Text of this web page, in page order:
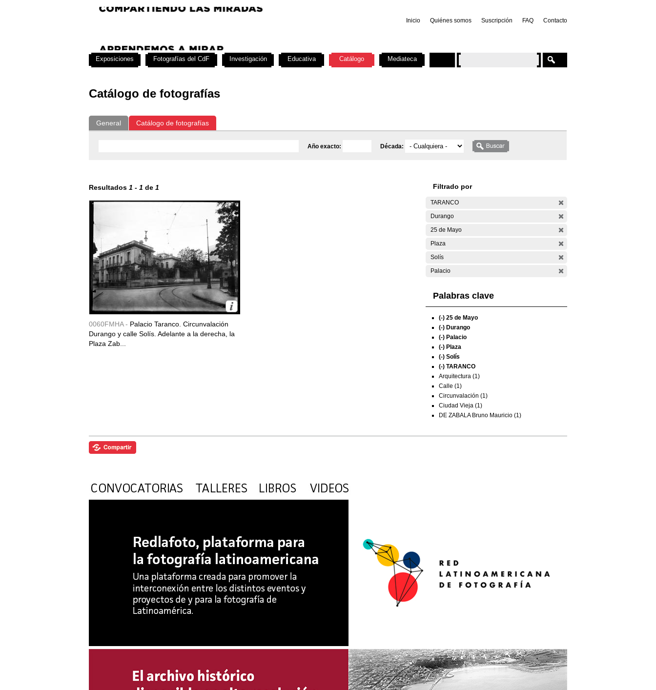
Inicio Quiénes somos Suscripción FAQ Contacto
Catálogo de fotografías
General Catálogo de fotografías
Año exacto: Década:
Resultados 1 - 1 de 1
0060FMHA - Palacio Taranco. Circunvalación
Durango y calle Solís. Adelante a la derecha, la
Plaza Zab...
Filtrado por
TARANCO
Durango
25 de Mayo
Plaza
Solís
Palacio
Palabras clave
(-) 25 de Mayo
(-) Durango
(-) Palacio
(-) Plaza
(-) Solís
(-) TARANCO
Arquitectura (1)
Calle (1)
Circunvalación (1)
Ciudad Vieja (1)
DE ZABALA Bruno Mauricio (1)
Exposiciones Fotografías del CdF Investigación Educativa Catálogo Mediateca